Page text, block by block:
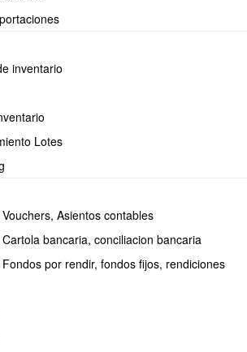
inventario
Lotes
Asientos contables
bancaria, conciliacion bancaria
por rendir, fondos fijos, rendiciones